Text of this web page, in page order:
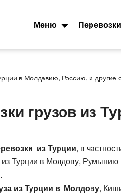
Меню Перевозки
Типы перевозок
Автомобильные грузоперевозки
Перевозки сборных грузов
Контейнеровоз 20фут, 40фут
Для Опасного груза ADR
Для Сборного груза от 200кг
в Молдавию, Россию, и другие
грузов из
из Турции, в
Турции в Молдову,
из Турции в Молдову,